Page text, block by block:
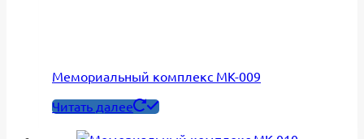
Мемориальный комплекс МК-009
Читать далее